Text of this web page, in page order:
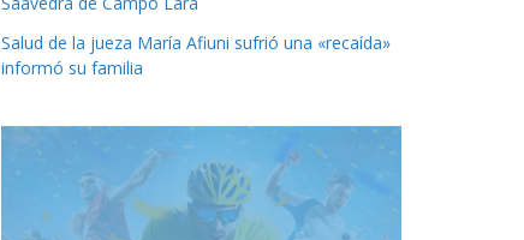
Salud de la jueza María Afiuni sufrió una «recaída»
informó su familia